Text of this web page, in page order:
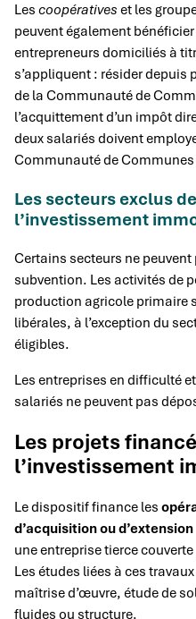
Les coopératives et les
peuvent également
entrepreneurs domiciliés à
s’appliquent : résider depuis
de la Communauté de
l’acquittement d’un impôt
deux salariés doivent
Communauté de
Les secteurs exclus
l’investissement
Certains secteurs ne
subvention. Les activités de
production agricole primaire
libérales, à l’exception du
éligibles.
Les entreprises en difficulté
salariés ne peuvent pas
Les projets
l’investissement
Le dispositif finance les
d’acquisition ou
une entreprise tierce
Les études liées à ces
maîtrise d’œuvre, étude de
fluides ou structure.